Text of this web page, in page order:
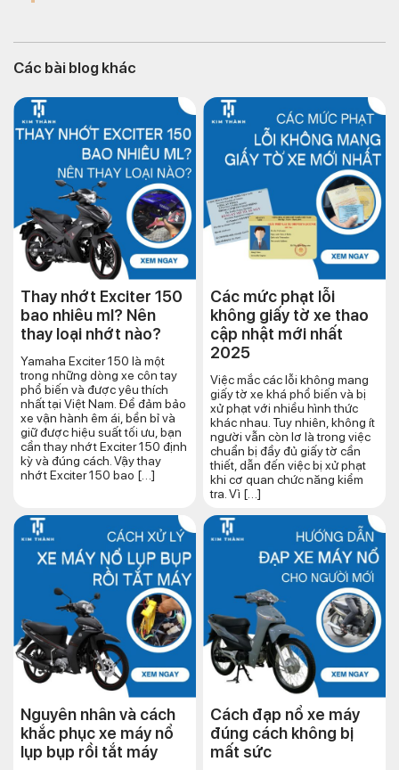
Các bài blog khác
Thay nhớt Exciter 150
bao nhiêu ml? Nên
thay loại nhớt nào?
Yamaha Exciter 150 là một
trong những dòng xe côn tay
phổ biến và được yêu thích
nhất tại Việt Nam. Để đảm bảo
xe vận hành êm ái, bền bỉ và
giữ được hiệu suất tối ưu, bạn
cần thay nhớt Exciter 150 định
kỳ và đúng cách. Vậy thay
nhớt Exciter 150 bao […]
Các mức phạt lỗi
không giấy tờ xe thao
cập nhật mới nhất
2025
Việc mắc các lỗi không mang
giấy tờ xe khá phổ biến và bị
xử phạt với nhiều hình thức
khác nhau. Tuy nhiên, không ít
người vẫn còn lơ là trong việc
chuẩn bị đầy đủ giấy tờ cần
thiết, dẫn đến việc bị xử phạt
khi cơ quan chức năng kiểm
tra. Vì […]
Nguyên nhân và cách
khắc phục xe máy nổ
lụp bụp rồi tắt máy
Cách đạp nổ xe máy
đúng cách​ không bị
mất sức